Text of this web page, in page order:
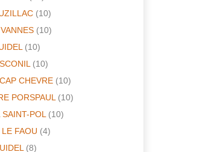
(10)
(10)
(10)
(10)
CHEVRE (10)
PORSPAUL (10)
POL (10)
FAOU (4)
(8)